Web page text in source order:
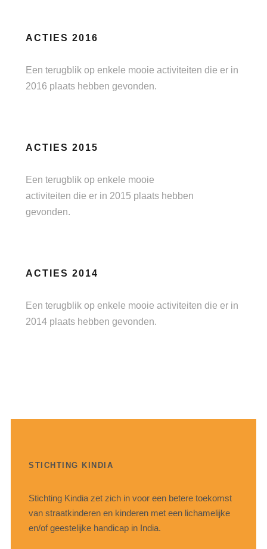
ACTIES 2016
Een terugblik op enkele mooie activiteiten die er in
2016 plaats hebben gevonden.
ACTIES 2015
Een terugblik op enkele mooie
activiteiten die er in 2015 plaats hebben
gevonden.
ACTIES 2014
Een terugblik op enkele mooie activiteiten die er in
2014 plaats hebben gevonden.
STICHTING KINDIA
Stichting Kindia zet zich in voor een betere toekomst
van straatkinderen en kinderen met een lichamelijke
en/of geestelijke handicap in India.